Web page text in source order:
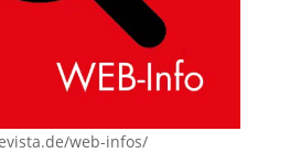
web-infos/